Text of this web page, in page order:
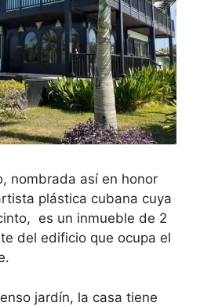
nombrada así en honor
plástica cubana cuya
es un inmueble de 2
del edificio que ocupa el
jardín, la casa tiene